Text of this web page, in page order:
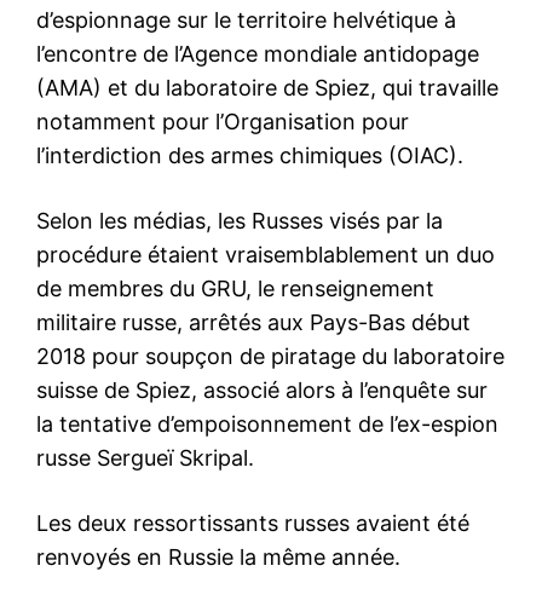
d’espionnage sur le territoire helvétique à
l’encontre de l’Agence mondiale antidopage
(AMA) et du laboratoire de Spiez, qui travaille
notamment pour l’Organisation pour
l’interdiction des armes chimiques (OIAC).
Selon les médias, les Russes visés par la
procédure étaient vraisemblablement un duo
de membres du GRU, le renseignement
militaire russe, arrêtés aux Pays-Bas début
2018 pour soupçon de piratage du laboratoire
suisse de Spiez, associé alors à l’enquête sur
la tentative d’empoisonnement de l’ex-espion
russe Sergueï Skripal.
Les deux ressortissants russes avaient été
renvoyés en Russie la même année.